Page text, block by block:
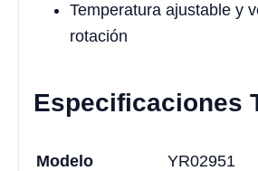
Temperatura ajustable y
rotación
Especificaciones
Modelo YR02951